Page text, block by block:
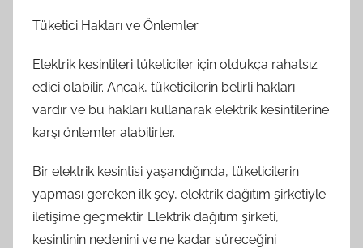
Tüketici Hakları ve Önlemler
Elektrik kesintileri tüketiciler için oldukça rahatsız
edici olabilir. Ancak, tüketicilerin belirli hakları
vardır ve bu hakları kullanarak elektrik kesintilerine
karşı önlemler alabilirler.
Bir elektrik kesintisi yaşandığında, tüketicilerin
yapması gereken ilk şey, elektrik dağıtım şirketiyle
iletişime geçmektir. Elektrik dağıtım şirketi,
kesintinin nedenini ve ne kadar süreceğini